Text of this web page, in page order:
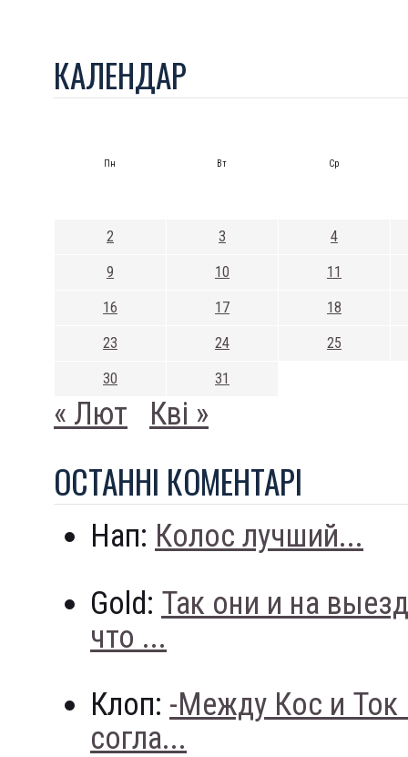
КАЛЕНДАР
Пн Вт Ср
2 3 4
9 10 11
16 17 18
23 24 25
30 31
« Лют Кві »
ОСТАННI КОМЕНТАРI
Нап: Колос лучший...
Gold: Так они и на
что ...
Клоп: -Между Кос и
согла...